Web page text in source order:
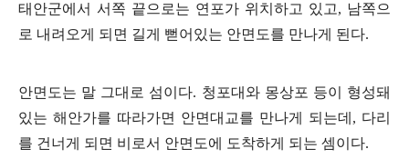
태안군에서 서쪽 끝으로는 연포가 위치하고 있고, 남쪽으
로 내려오게 되면 길게 뻗어있는 안면도를 만나게 된다.
안면도는 말 그대로 섬이다. 청포대와 몽상포 등이 형성돼
있는 해안가를 따라가면 안면대교를 만나게 되는데, 다리
를 건너게 되면 비로서 안면도에 도착하게 되는 셈이다.